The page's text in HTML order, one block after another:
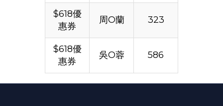
$618優
惠券
周O蘭 323
$618優
惠券
吳O蓉 586